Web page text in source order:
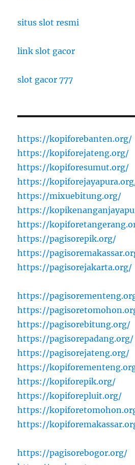
situs slot resmi
link slot gacor
slot gacor 777
https://kopiforebanten.org/
https://kopiforejateng.org/
https://kopiforesumut.org/
https://
https://mixuebitung.org/
https://
https://
https://pagisorepik.org/
https://
https://pagisorejakarta.org/
https://
https://
https://pagisorebitung.org/
https://pagisorepadang.org/
https://pagisorejateng.org/
https://
https://kopiforepik.org/
https://kopiforepluit.org/
https://
https://
https://pagisorebogor.org/